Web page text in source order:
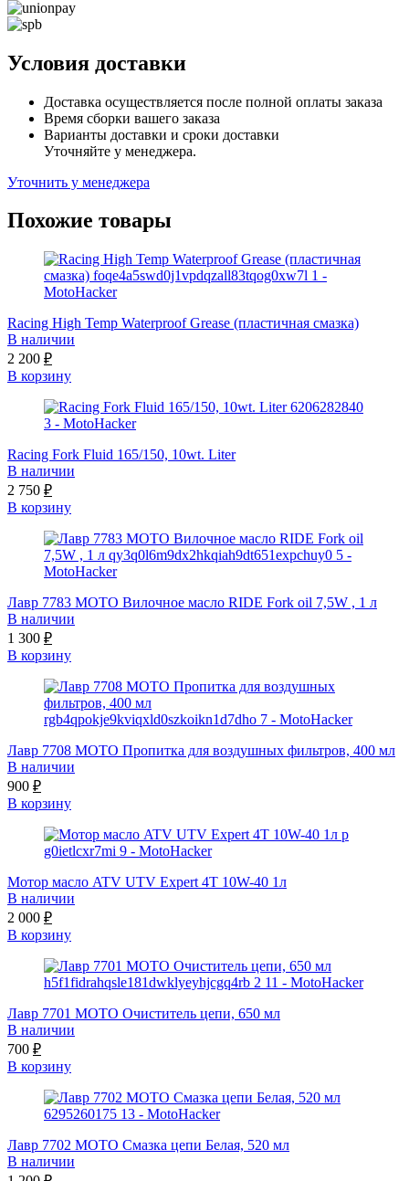
Условия доставки
Доставка осуществляется после полной оплаты заказа
Время сборки вашего заказа
Варианты доставки и сроки доставки
Уточняйте у менеджера.
Уточнить у менеджера
Похожие товары
Racing High Temp Waterproof Grease (пластичная смазка)
В наличии
2 200 ₽
В корзину
Racing Fork Fluid 165/150, 10wt. Liter
В наличии
2 750 ₽
В корзину
Лавр 7783 МОТО Вилочное масло RIDE Fork oil 7,5W , 1 л
В наличии
1 300 ₽
В корзину
Лавр 7708 МОТО Пропитка для воздушных фильтров, 400 мл
В наличии
900 ₽
В корзину
Мотор масло ATV UTV Expert 4Т 10W-40 1л
В наличии
2 000 ₽
В корзину
Лавр 7701 МОТО Очиститель цепи, 650 мл
В наличии
700 ₽
В корзину
Лавр 7702 МОТО Смазка цепи Белая, 520 мл
В наличии